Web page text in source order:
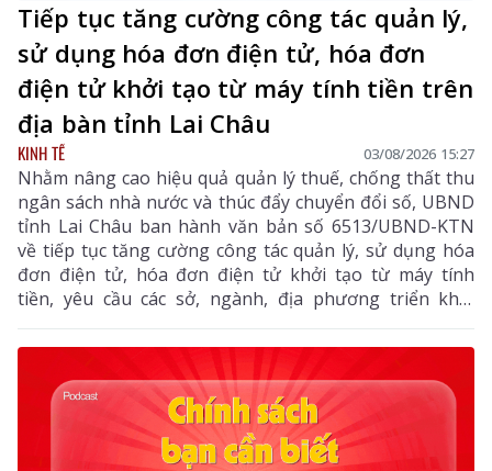
Tiếp tục tăng cường công tác quản lý,
sử dụng hóa đơn điện tử, hóa đơn
điện tử khởi tạo từ máy tính tiền trên
địa bàn tỉnh Lai Châu
KINH TẾ 03/08/2026 15:27
Nhằm nâng cao hiệu quả quản lý thuế, chống thất thu
ngân sách nhà nước và thúc đẩy chuyển đổi số, UBND
tỉnh Lai Châu ban hành văn bản số 6513/UBND-KTN
về tiếp tục tăng cường công tác quản lý, sử dụng hóa
đơn điện tử, hóa đơn điện tử khởi tạo từ máy tính
tiền, yêu cầu các sở, ngành, địa phương triển khai
đồng bộ các giải pháp nhằm nâng cao hiệu quả quản
lý thuế, chống thất thu ngân sách và thúc đẩy chuyển
đổi số trên địa bàn tỉnh.